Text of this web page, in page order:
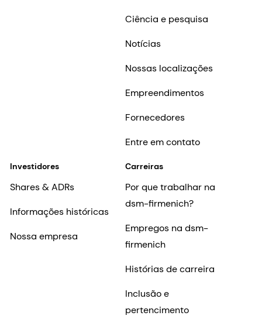
Ciência e pesquisa
Notícias
Nossas localizações
Empreendimentos
Fornecedores
Entre em contato
Investidores
Shares & ADRs
Informações históricas
Nossa empresa
Carreiras
Por que trabalhar na
dsm-firmenich?
Empregos na dsm-
firmenich
Histórias de carreira
Inclusão e
pertencimento